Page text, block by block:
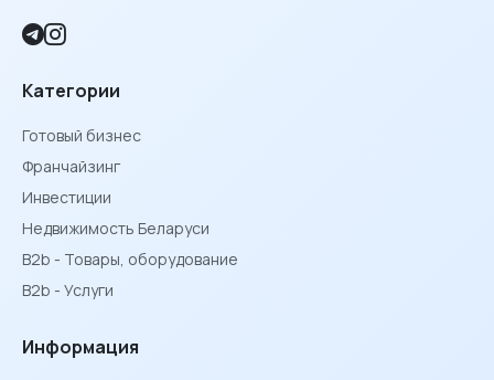
Категории
Готовый бизнес
Франчайзинг
Инвестиции
Недвижимость Беларуси
B2b - Товары, оборудование
B2b - Услуги
Информация